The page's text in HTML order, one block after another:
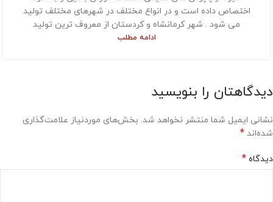
اختصاص داده است و در انواع مختلف در شهرهای مختلف تولید
می شود . شهر کرمانشاه و کردستان از معروف ترین تولید
ادامه مطلب
دیدگاهتان را بنویسید
نشانی ایمیل شما منتشر نخواهد شد. بخش‌های موردنیاز علامت‌گذاری
شده‌اند *
دیدگاه *